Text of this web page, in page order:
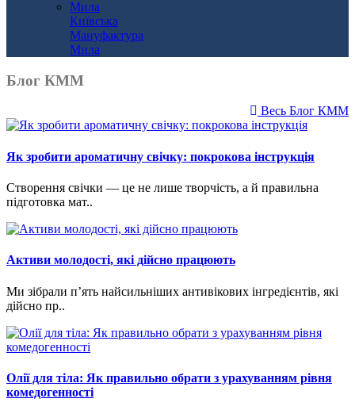
Київська
Мануфактура
Мила
Блог КММ
Весь Блог КММ
Як зробити ароматичну свічку: покрокова інструкція
Створення свічки — це не лише творчість, а й правильна
підготовка мат..
Активи молодості, які дійсно працюють
Ми зібрали п’ять найсильніших антивікових інгредієнтів, які
дійсно пр..
Олії для тіла: Як правильно обрати з урахуванням рівня
комедогенності